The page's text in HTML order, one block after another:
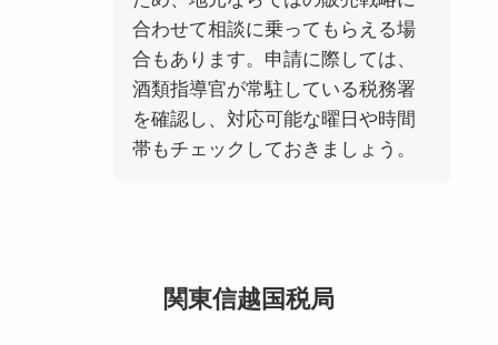
合わせて相談に乗ってもらえる場
合もあります。申請に際しては、
酒類指導官が常駐している税務署
を確認し、対応可能な曜日や時間
帯もチェックしておきましょう。
関東信越国税局